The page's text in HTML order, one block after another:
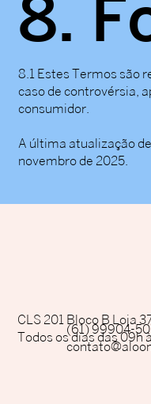
8.
8.1 Estes Termos são
caso de controvérsia,
consumidor.
A última atualização
novembro de 2025.
CLS 201 Bloco B Loja
Todos os dias das 09h
(61) 99904-